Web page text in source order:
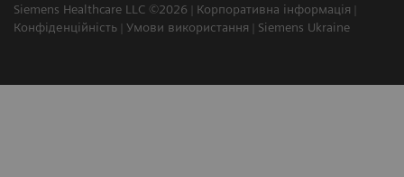
Siemens Healthcare LLC ©2026
Корпоративна інформація
Конфіденційність
Умови використання Siemens Ukraine